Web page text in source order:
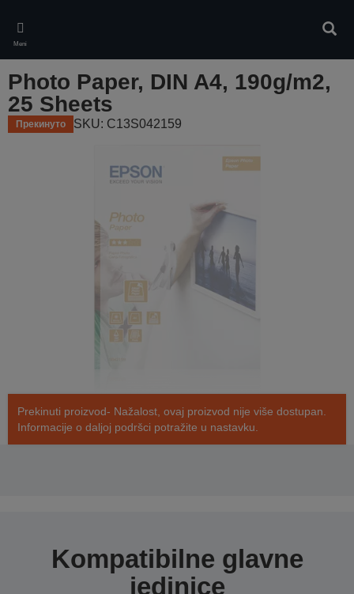
main
content
Meni
Photo Paper, DIN A4, 190g/m2,
25 Sheets
Прекинуто SKU: C13S042159
Prekinuti proizvod- Nažalost, ovaj proizvod nije više dostupan.
Informacije o daljoj podršci potražite u nastavku.
Kompatibilne glavne
jedinice